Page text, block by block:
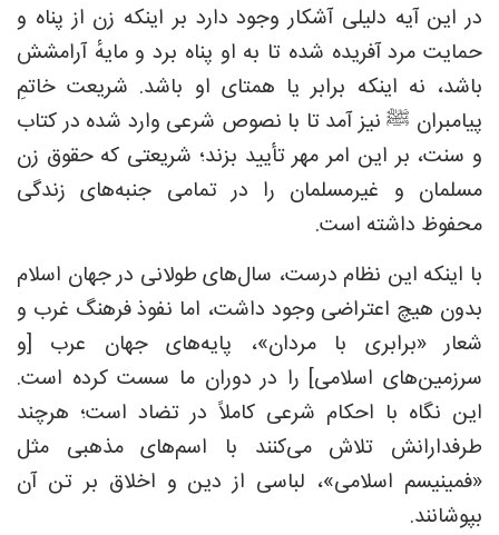
در این آیه دلیلی آشکار وجود دارد بر اینکه زن از پناه و
حمایت مرد آفریده شده تا به او پناه برد و مایهٔ آرامشش
باشد، نه اینکه برابر یا همتای او باشد. شریعت خاتمِ
پیامبران ﷺ نیز آمد تا با نصوص شرعی وارد شده در کتاب
و سنت، بر این امر مهر تأیید بزند؛ شریعتی که حقوق زن
مسلمان و غیرمسلمان را در تمامی جنبه‌های زندگی
محفوظ داشته است.
با اینکه این نظام درست، سال‌های طولانی در جهان اسلام
بدون هیچ اعتراضی وجود داشت، اما نفوذ فرهنگ غرب و
شعار «برابری با مردان»، پایه‌های جهان عرب [و
سرزمین‌های اسلامی] را در دوران ما سست کرده است.
این نگاه با احکام شرعی کاملاً در تضاد است؛ هرچند
طرفدارانش تلاش می‌کنند با اسم‌های مذهبی مثل
«فمینیسم اسلامی»، لباسی از دین و اخلاق بر تن آن
بپوشانند.